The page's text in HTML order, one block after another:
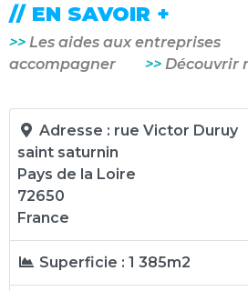
// EN SAVOIR +
>> Les aides aux entreprises
accompagner >> Découvrir
Adresse : rue Victor Duruy
saint saturnin
Pays de la Loire
72650
France
Superficie : 1 385m2